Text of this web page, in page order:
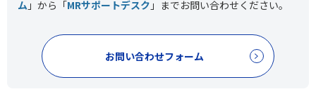
ム 」から「MRサポートデスク 」までお問い合わせください。
お問い合わせフォーム